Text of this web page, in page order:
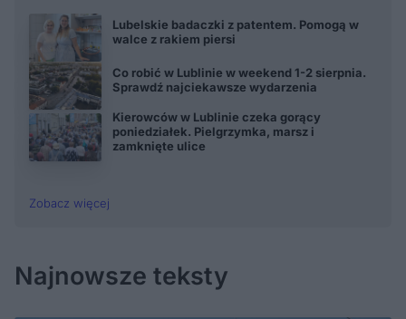
Lubelskie badaczki z patentem. Pomogą w
walce z rakiem piersi
Co robić w Lublinie w weekend 1-2 sierpnia.
Sprawdź najciekawsze wydarzenia
Kierowców w Lublinie czeka gorący
poniedziałek. Pielgrzymka, marsz i
zamknięte ulice
Zobacz więcej
Najnowsze teksty